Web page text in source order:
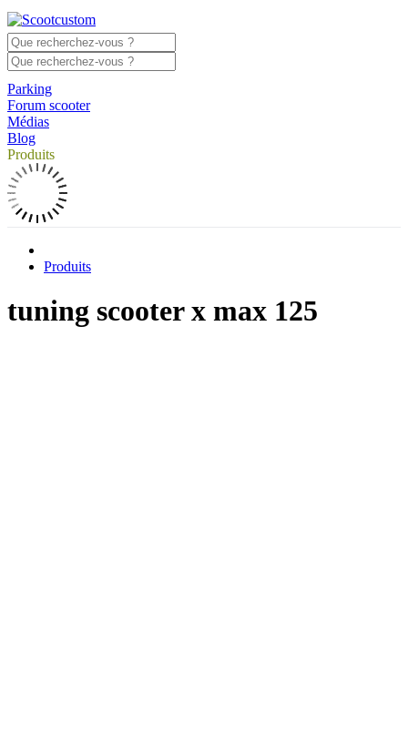
Parking
Forum scooter
Médias
Blog
Produits
Produits
tuning scooter x max 125